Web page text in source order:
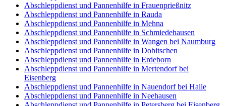
Abschleppdienst und Pannenhilfe in Frauenprießnitz
Abschleppdienst und Pannenhilfe in Rauda
Abschleppdienst und Pannenhilfe in Mehna
Abschleppdienst und Pannenhilfe in Schmiedehausen
Abschleppdienst und Pannenhilfe in Wangen bei Naumburg
Abschleppdienst und Pannenhilfe in Dobitschen
Abschleppdienst und Pannenhilfe in Erdeborn
Abschleppdienst und Pannenhilfe in Mertendorf bei
Eisenberg
Abschleppdienst und Pannenhilfe in Nauendorf bei Halle
Abschleppdienst und Pannenhilfe in Neehausen